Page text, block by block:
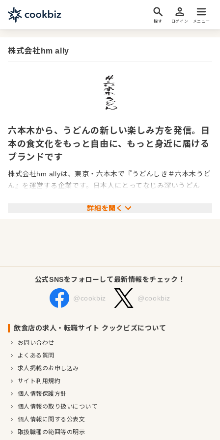
探す ログイン メニュー
株式会社hm ally
六本木から、うどんの新しい楽しみ方を発信。日
本の食文化をもっと自由に、もっと身近に届ける
ブランドです
株式会社hm allyは、東京・六本木で『うどんしき＃六本木うど
ん』を運営する企業です。日本人にとってなじみ深いうどん
まざまなシーンで楽しめる一杯を通して、六本木の街に新しい
うどんの楽しみ方を届けています。
今後は国内だけでなく、海外展開も視野に入れながら、ブラン
ドとしてさらに成長していく予定です。昔から親しまれてきた
日本の食文化を、もっと自由に、もっと身近に。六本木から広
がるうどんブランドとして、これからも多くのお客様に愛され
企業情報
業種／業態
うどん・そば
代表者 代表取締役 水野 真生
詳細を開く
公式SNSをフォローして最新情報をチェック！
@cookbiz @cookbiz
飲食店の求人・転職サイト クックビズについて
お問い合わせ
よくある質問
求人掲載のお申し込み
サイト利用規約
個人情報保護方針
個人情報の取り扱いについて
個人情報に関する公表文
取扱職種の範囲等の明示